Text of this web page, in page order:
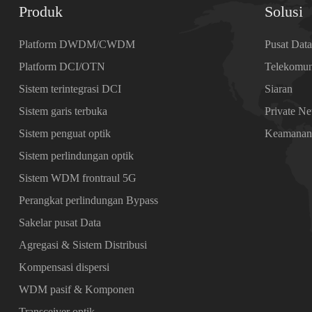
Produk
Platform DWDM/CWDM
Platform DCI/OTN
Sistem terintegrasi DCI
Sistem garis terbuka
Sistem penguat optik
Sistem perlindungan optik
Sistem WDM frontraul 5G
Perangkat perlindungan Bypass
Sakelar pusat Data
Agregasi & Sistem Distribusi
Kompensasi dispersi
WDM pasif & Komponen
Solusi
Pusat Data
Siaran
Private
Keamanan